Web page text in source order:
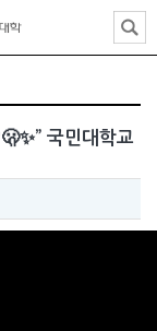
국민대학교